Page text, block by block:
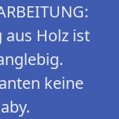
aus Holz ist
keine